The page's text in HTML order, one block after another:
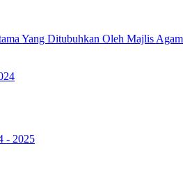
Yang Ditubuhkan Oleh Majlis
- 2025